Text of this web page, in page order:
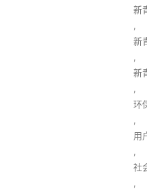
新
,
新
,
新
,
环
,
用
,
社
,